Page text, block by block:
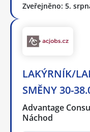
Zveřejněno: 5.
LAKÝRNÍK/
SMĚNY 30-
Advantage
Náchod